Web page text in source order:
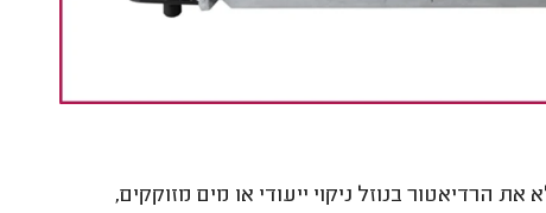
הרדיאטור בנוזל ניקוי ייעודי או מים מזוקקים,